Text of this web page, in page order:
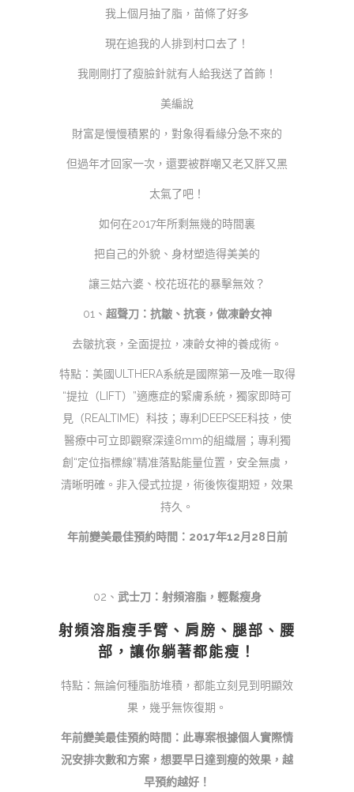
我上個月抽了脂，苗條了好多
現在追我的人排到村口去了！
我剛剛打了瘦臉針就有人給我送了首飾！
美編說
財富是慢慢積累的，對象得看緣分急不來的
但過年才回家一次，還要被群嘲又老又胖又黑
太氣了吧！
如何在2017年所剩無幾的時間裏
把自己的外貌、身材塑造得美美的
讓三姑六婆、校花班花的暴擊無效？
01、 超聲刀：抗皺、抗衰，做凍齡女神
去皺抗衰，全面提拉，凍齡女神的養成術。
特點：美國ULTHERA系統是國際第一及唯一取得
“提拉（LIFT）”適應症的緊膚系統，獨家即時可
見（REALTIME）科技；專利DEEPSEE科技，使
醫療中可立即觀察深達8mm的組織層；專利獨
創“定位指標線”精准落點能量位置，安全無虞，
清晰明確。非入侵式拉提，術後恢復期短，效果
持久。
年前變美最佳預約時間：2017年12月28日前
02、 武士刀：射頻溶脂，輕鬆瘦身
射頻溶脂瘦手臂、肩膀、腿部、腰
部，讓你躺著都能瘦！
特點：無論何種脂肪堆積，都能立刻見到明顯效
果，幾乎無恢復期。
年前變美最佳預約時間：此專案根據個人實際情
況安排次數和方案，想要早日達到瘦的效果，越
早預約越好！